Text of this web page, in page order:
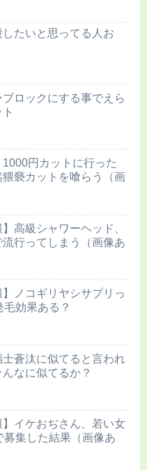
たいと思ってる人お
ロックにする事でえら
1000円カットに行った
褻カットを喰らう（画
】高級シャワーヘッド、
行ってしまう（画像あ
】ノコギリヤシサプリっ
毛効果ある？
士蒼汰に似てると言われ
なに似てるか？
】イケおぢさん、若い女
募集した結果（画像あ